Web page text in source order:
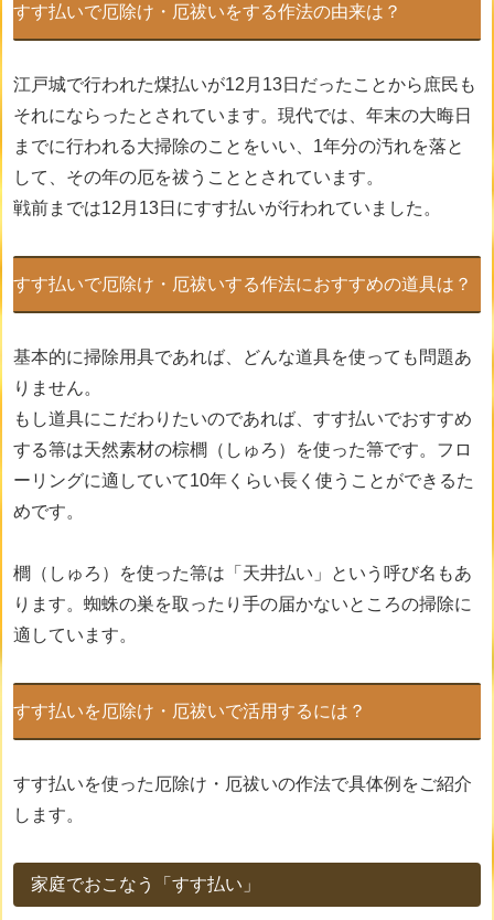
すす払いで厄除け・厄祓いをする作法の由来は？
江戸城で行われた煤払いが12月13日だったことから庶民も
それにならったとされています。現代では、年末の大晦日
までに行われる大掃除のことをいい、1年分の汚れを落と
して、その年の厄を祓うこととされています。
戦前までは12月13日にすす払いが行われていました。
すす払いで厄除け・厄祓いする作法におすすめの道具は？
基本的に掃除用具であれば、どんな道具を使っても問題あ
りません。
もし道具にこだわりたいのであれば、すす払いでおすすめ
する箒は天然素材の棕櫚（しゅろ）を使った箒です。フロ
ーリングに適していて10年くらい長く使うことができるた
めです。
櫚（しゅろ）を使った箒は「天井払い」という呼び名もあ
ります。蜘蛛の巣を取ったり手の届かないところの掃除に
適しています。
すす払いを厄除け・厄祓いで活用するには？
すす払いを使った厄除け・厄祓いの作法で具体例をご紹介
します。
家庭でおこなう「すす払い」